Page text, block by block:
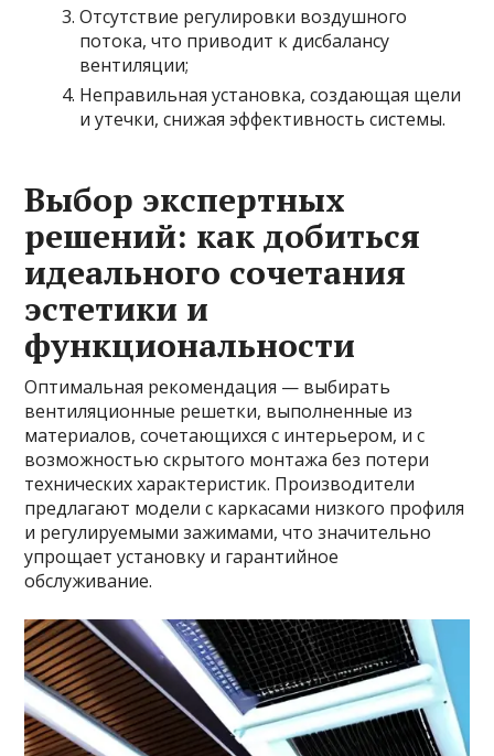
Отсутствие регулировки воздушного
потока, что приводит к дисбалансу
вентиляции;
Неправильная установка, создающая щели
и утечки, снижая эффективность системы.
Выбор экспертных
решений: как добиться
идеального сочетания
эстетики и
функциональности
Оптимальная рекомендация — выбирать
вентиляционные решетки, выполненные из
материалов, сочетающихся с интерьером, и с
возможностью скрытого монтажа без потери
технических характеристик. Производители
предлагают модели с каркасами низкого профиля
и регулируемыми зажимами, что значительно
упрощает установку и гарантийное
обслуживание.